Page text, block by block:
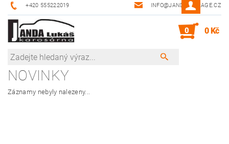
+420 555222019 INFO@JANDA-GARAGE.CZ
0 0 Kč
NOVINKY
Záznamy nebyly nalezeny...